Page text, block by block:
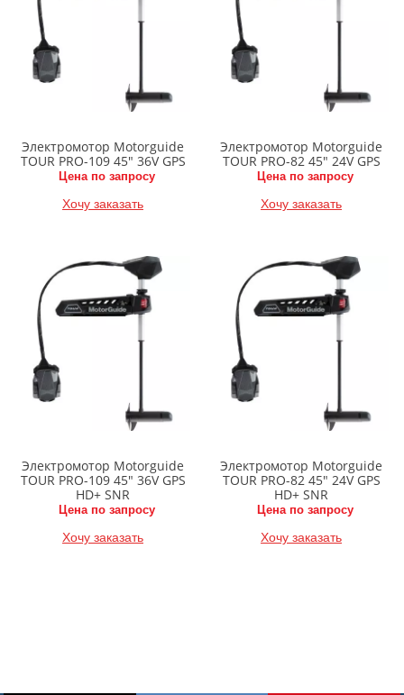
Электромотор Motorguide
TOUR PRO-109 45" 36V GPS
Цена по запросу
Хочу заказать
Электромотор Motorguide
TOUR PRO-82 45" 24V GPS
Цена по запросу
Хочу заказать
Электромотор Motorguide
TOUR PRO-109 45" 36V GPS
HD+ SNR
Цена по запросу
Хочу заказать
Электромотор Motorguide
TOUR PRO-82 45" 24V GPS
HD+ SNR
Цена по запросу
Хочу заказать